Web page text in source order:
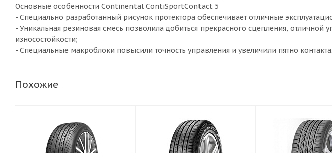
Основные особенности Continental ContiSportContact 5
- Специально разработанный рисунок протектора обеспечивает отличные
- Уникальная резиновая смесь позволила добиться прекрасного сцепления, отличной
износостойкости;
- Специальные макроблоки повысили точность управления и увеличили пятно контакта.
Похожие